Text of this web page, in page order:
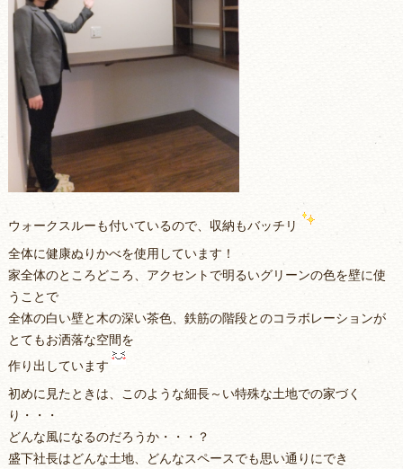
ウォークスルーも付いているので、収納もバッチリ
全体に健康ぬりかべを使用しています！
家全体のところどころ、アクセントで明るいグリーンの色を壁に使
うことで
全体の白い壁と木の深い茶色、鉄筋の階段とのコラボレーションが
とてもお洒落な空間を
作り出しています
初めに見たときは、このような細長～い特殊な土地での家づく
り・・・
どんな風になるのだろうか・・・？
盛下社長はどんな土地、どんなスペースでも思い通りにでき